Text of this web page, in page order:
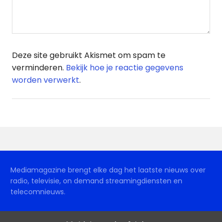
Deze site gebruikt Akismet om spam te
verminderen. Bekijk hoe je reactie gegevens
worden verwerkt.
Mediamagazine brengt elke dag het laatste nieuws over
radio, televisie, on demand streamingdiensten en
telecomnieuws.